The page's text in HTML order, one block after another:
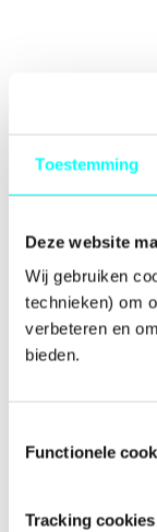
Toestemming
Deze website
Wij gebruiken
technieken) om
verbeteren en
bieden.
Functionele
Tracking cookies